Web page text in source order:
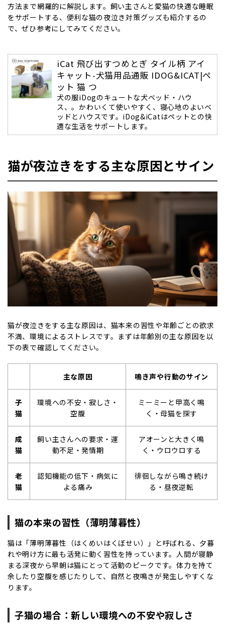
方法まで網羅的に解説します。飼い主さんと愛猫の快適な睡眠
をサポートする、便利な猫の夜泣き対策グッズも紹介するの
で、ぜひ参考にしてみてください。
iCat 飛び出すつめとぎ タイル柄 アイ
キャット-犬猫用品通販 IDOG&ICAT|ペ
ット 猫 つ
犬の服iDogのキュートな犬ベッド・ハウ
ス、。かわいくて使いやすく、寝心地のよいベ
ッドとハウスです。iDog&iCatはペットとの快
適な生活をサポートします。
猫が夜泣きをする主な原因とサイン
猫が夜泣きをする主な原因は、猫本来の習性や年齢ごとの欲求
不満、環境によるストレスです。まずは年齢別の主な原因を以
下の表で確認してください。
主な原因 鳴き声や行動のサイン
子
猫
環境への不安・寂しさ・
空腹
ミーミーと甲高く鳴
く・母猫を探す
成
猫
飼い主さんへの要求・運
動不足・発情期
アオーンと大きく鳴
く・ウロウロする
老
猫
認知機能の低下・病気に
よる痛み
徘徊しながら鳴き続け
る・昼夜逆転
猫の本来の習性（薄明薄暮性）
猫は「薄明薄暮性（はくめいはくぼせい）」と呼ばれる、夕暮
れや明け方に最も活発に動く習性を持っています。人間が寝静
まる深夜から早朝は猫にとって活動のピークです。体力を持て
余したり空腹を感じたりして、自然と夜鳴きが発生しやすくな
ります。
子猫の場合：新しい環境への不安や寂しさ